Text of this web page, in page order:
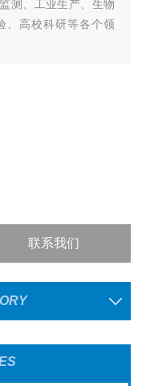
测、工业生产、生物
、高校科研等各个领
联系我们